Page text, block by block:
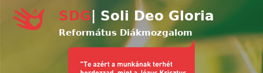
Ugrás a tartalomra
SDG | Soli Deo Gloria
Református Diákmozgalom